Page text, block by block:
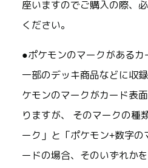
座いますのでご購入の際、
ください。
●ポケモンのマークがあるカ
一部のデッキ商品などに収
ケモンのマークがカード表
りますが、 そのマークの種
ーク」と「ポケモン+数字の
ードの場合、そのいずれか